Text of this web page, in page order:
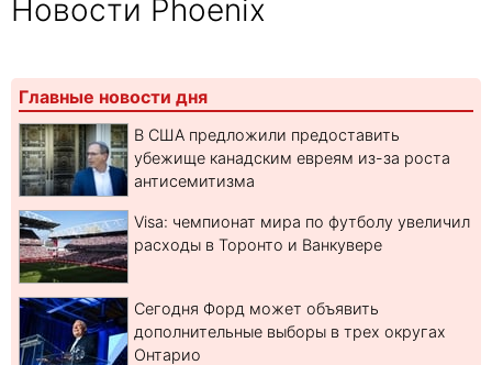
Новости Phoenix
Главные новости дня
В США предложили предоставить
убежище канадским евреям из-за роста
антисемитизма
Visa: чемпионат мира по футболу увеличил
расходы в Торонто и Ванкувере
Сегодня Форд может объявить
дополнительные выборы в трех округах
Онтарио